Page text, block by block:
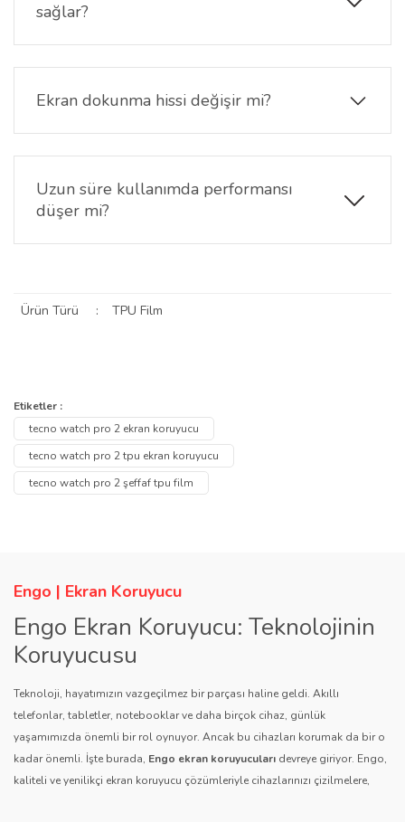
sağlar?
Ekranı çizik, sürtünme ve yüzey temaslarına karşı
korumaya yardımcı olur ve cihazın daha uzun süre
temiz kalmasını destekler.
Ekran dokunma hissi değişir mi?
Hayır. Doğal dokunma hissini korur ve kullanım
sırasında akıcılık sağlar.
Uzun süre kullanımda performansı
düşer mi?
Normal kullanım koşullarında yapısını korur ve
Ürün Türü : TPU Film
Yorum Yaz
konularda yetersiz gördüğünüz noktaları öneri formunu kullanarak
tarafımıza iletebilirsiniz.
Görüş ve önerileriniz için teşekkür ederiz.
Ürün resmi kalitesiz, bozuk veya görüntülenemiyor.
Ürün fiyatı diğer sitelerden daha pahalı.
Bu ürüne benzer farklı alternatifler olmalı.
Gönder
Soru Sor
Etiketler :
tecno watch pro 2 ekran koruyucu
tecno watch pro 2 tpu ekran koruyucu
tecno watch pro 2 şeffaf tpu film
Engo | Ekran Koruyucu
Engo Ekran Koruyucu: Teknolojinin
Koruyucusu
Teknoloji, hayatımızın vazgeçilmez bir parçası haline geldi. Akıllı
telefonlar, tabletler, notebooklar ve daha birçok cihaz, günlük
yaşamımızda önemli bir rol oynuyor. Ancak bu cihazları korumak da bir o
kadar önemli. İşte burada, Engo ekran koruyucuları devreye giriyor. Engo,
kaliteli ve yenilikçi ekran koruyucu çözümleriyle cihazlarınızı çizilmelere,